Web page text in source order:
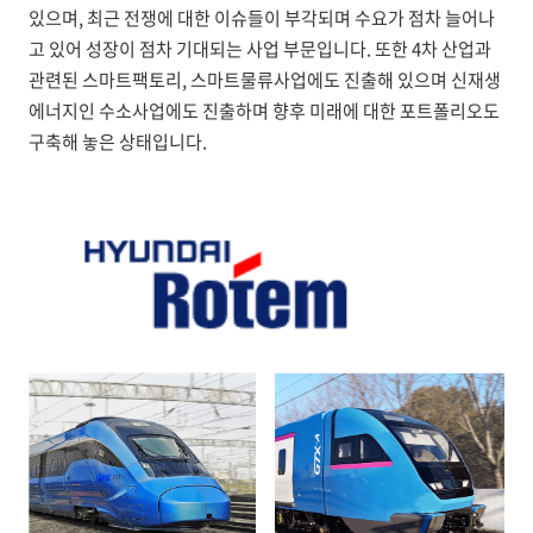
있으며, 최근 전쟁에 대한 이슈들이 부각되며 수요가 점차 늘어나
고 있어 성장이 점차 기대되는 사업 부문입니다. 또한 4차 산업과
관련된 스마트팩토리, 스마트물류사업에도 진출해 있으며 신재생
에너지인 수소사업에도 진출하며 향후 미래에 대한 포트폴리오도
구축해 놓은 상태입니다.